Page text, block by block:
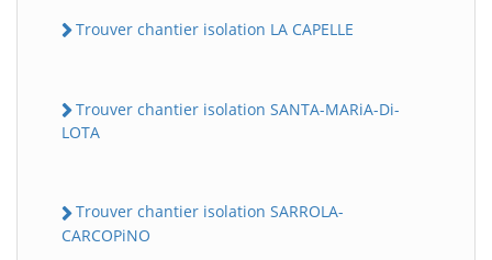
Trouver chantier isolation LA CAPELLE
Trouver chantier isolation SANTA-MARiA-Di-
LOTA
Trouver chantier isolation SARROLA-
CARCOPiNO